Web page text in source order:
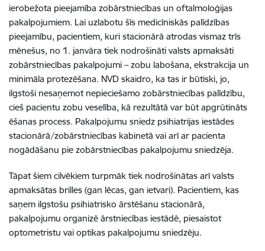
ierobežota pieejamība zobārstniecības un oftalmoloģijas
pakalpojumiem. Lai uzlabotu šīs medicīniskās palīdzības
pieejamību, pacientiem, kuri stacionārā atrodas vismaz trīs
mēnešus, no 1. janvāra tiek nodrošināti valsts apmaksāti
zobārstniecības pakalpojumi –zobu labošana, ekstrakcija un
minimāla protezēšana. NVD skaidro, ka tas ir būtiski, jo,
ilgstoši nesaņemot nepieciešamo zobārstniecības palīdzību,
cieš pacientu zobu veselība, kā rezultātā var būt apgrūtināts
ēšanas process. Pakalpojumu sniedz psihiatrijas iestādes
stacionārā/zobārstniecības kabinetā vai arī ar pacienta
nogādāšanu pie zobārstniecības pakalpojumu sniedzēja.
Tāpat šiem cilvēkiem turpmāk tiek nodrošinātas arī valsts
apmaksātas brilles (gan lēcas, gan ietvari). Pacientiem, kas
saņem ilgstošu psihiatrisko ārstēšanu stacionārā,
pakalpojumu organizē ārstniecības iestādē, piesaistot
optometristu vai optikas pakalpojumu sniedzēju.